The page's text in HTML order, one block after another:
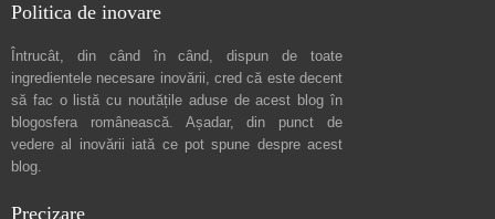
Politica de inovare
Întrucât, din când în când, dispun de toate
ingredientele necesare inovării, cred că este decent
să fac o listă cu noutățile aduse de acest blog în
blogosfera românească. Așadar, din punct de
vedere al inovării iată ce pot spune despre acest
blog.
Precizare